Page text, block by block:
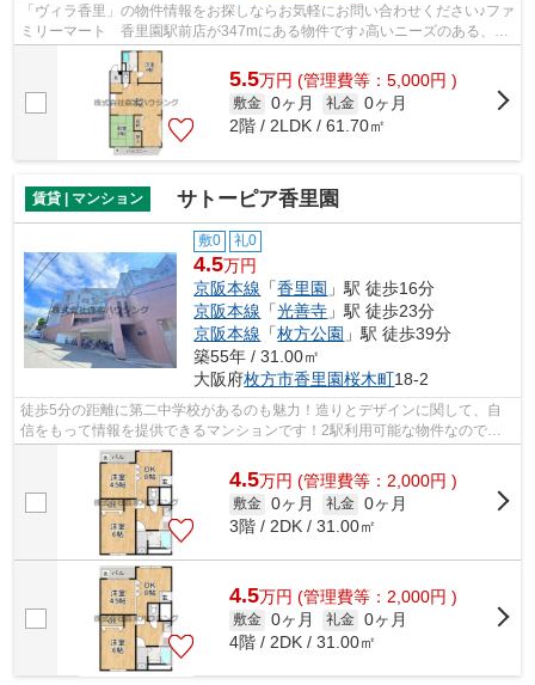
「ヴィラ香里」の物件情報をお探しならお気軽にお問い合わせください♪ファ
ミリーマート 香里園駅前店が347mにある物件です♪高いニーズのある、駅
徒歩7分の物件です♪ゴミ出しを楽にす...
5.5万円 (管理費等：5,000円 )
敷金 0ヶ月 礼金 0ヶ月
2階 / 2LDK / 61.70㎡
賃貸 | マンション サトーピア香里園
敷0 礼0
4.5万円
京阪本線 「香里園 」駅 徒歩16分
京阪本線 「光善寺 」駅 徒歩23分
京阪本線 「枚方公園 」駅 徒歩39分
築55年 / 31.00㎡
大阪府枚方市香里園桜木町18-2
徒歩5分の距離に第二中学校があるのも魅力！造りとデザインに関して、自
信をもって情報を提供できるマンションです！2駅利用可能な物件なので、
交通経路を選ぶことができます！通風良...
4.5万円 (管理費等：2,000円 )
敷金 0ヶ月 礼金 0ヶ月
3階 / 2DK / 31.00㎡
4.5万円 (管理費等：2,000円 )
敷金 0ヶ月 礼金 0ヶ月
4階 / 2DK / 31.00㎡